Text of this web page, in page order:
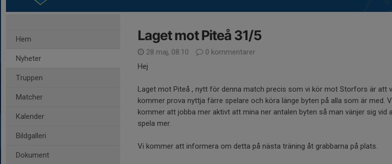
Hem
Nyheter
Truppen
Matcher
Kalender
Bildgalleri
Dokument
Laget mot Piteå 31/5
28 maj, 08:10
0 kommentarer
Hej
Laget mot Piteå , nytt för denna match precis som vi kör mot Storfors är att
kommer prova nyttja färre spelare och köra länge byten på alla som är med.
kommer att jobba mer aktivt att mina ner antalen byten så man vänjer sig vid
spela mer.
Vi kommer att informera om detta på nästa träning åt grabbarna på plats.